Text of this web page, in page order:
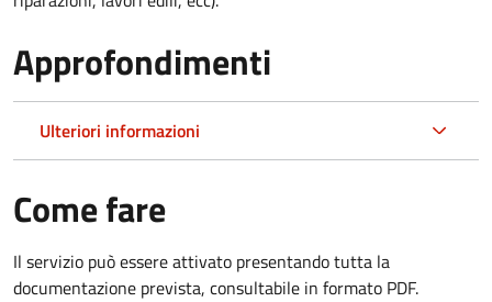
Approfondimenti
Ulteriori informazioni
Come fare
Il servizio può essere attivato presentando tutta la
documentazione prevista, consultabile in formato PDF.